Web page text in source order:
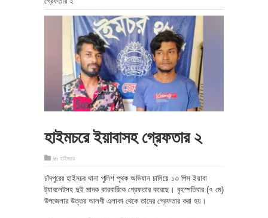
হাইমচরে ইয়াবাসহ গ্রেফতার ২
in হাইমচর
চাঁদপুরের হাইমচর থানা পুলিশ পৃথক অভিযান চালিয়ে ১৩ পিস ইয়াবা
ট্যাবলেটসহ দুই মাদক কারবারিকে গ্রেফতার করেছে। বৃহস্পতিবার (৭ মে)
উপজেলার উত্তর আলগী এলাকা থেকে তাদের গ্রেফতার করা হয়।